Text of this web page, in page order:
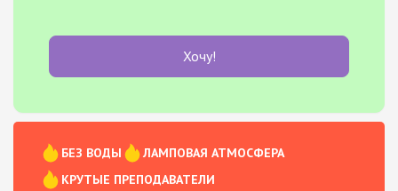
Хочу!
БЕЗ ВОДЫ
ЛАМПОВАЯ АТМОСФЕРА
КРУТЫЕ ПРЕПОДАВАТЕЛИ